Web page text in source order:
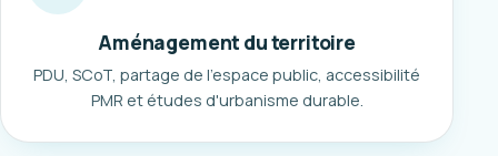
Aménagement du territoire
PDU, SCoT, partage de l'espace public, accessibilité
PMR et études d'urbanisme durable.